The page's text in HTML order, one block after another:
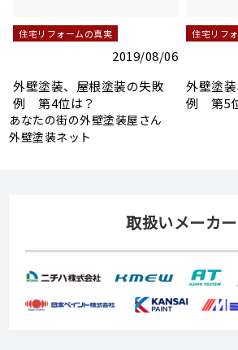
（外壁）
あなたの街の外壁塗装屋さん
外壁塗装ネット
取扱いメーカー